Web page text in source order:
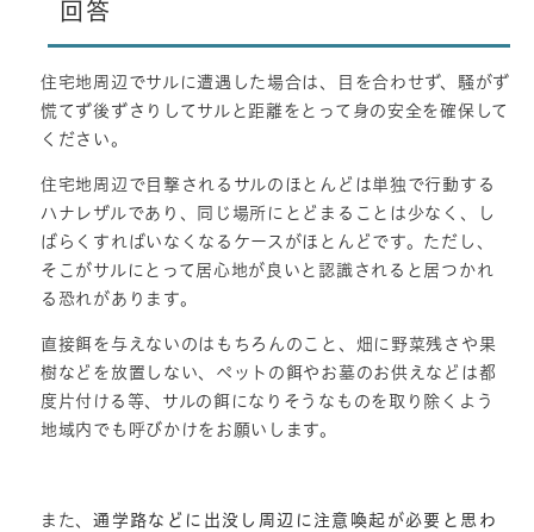
回答
住宅地周辺でサルに遭遇した場合は、目を合わせず、騒がず
慌てず後ずさりしてサルと距離をとって身の安全を確保して
ください。
住宅地周辺で目撃されるサルのほとんどは単独で行動する
ハナレザルであり、同じ場所にとどまることは少なく、し
ばらくすればいなくなるケースがほとんどです。ただし、
そこがサルにとって居心地が良いと認識されると居つかれ
る恐れがあります。
直接餌を与えないのはもちろんのこと、畑に野菜残さや果
樹などを放置しない、ペットの餌やお墓のお供えなどは都
度片付ける等、サルの餌になりそうなものを取り除くよう
地域内でも呼びかけをお願いします。
また、通学路などに出没し周辺に注意喚起が必要と思わ